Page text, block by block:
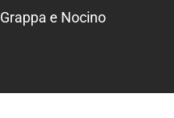
Grappa e Nocino